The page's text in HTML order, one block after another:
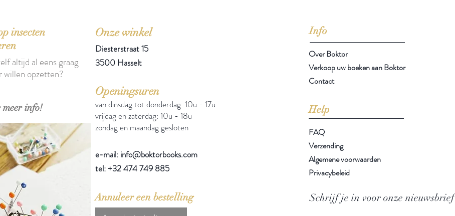
insecten
info!
altijd al eens graag
willen opzetten?
Onze winkel
Diesterstraat 15
3500 Hasselt
Openingsuren
van dinsdag tot donderdag: 10u - 17u
vrijdag en zaterdag: 10u - 18u
zondag en maandag gesloten
e-mail: info@boktorbooks.com
tel: +32 474 749 885
Info
Over Boktor
Verkoop uw boeken aan Boktor
Contact
Help
FAQ
Verzending
Algemene voorwaarden
Privacybeleid
Schrijf je in voor onze nieuwsbrief
Annuleer een bestelling